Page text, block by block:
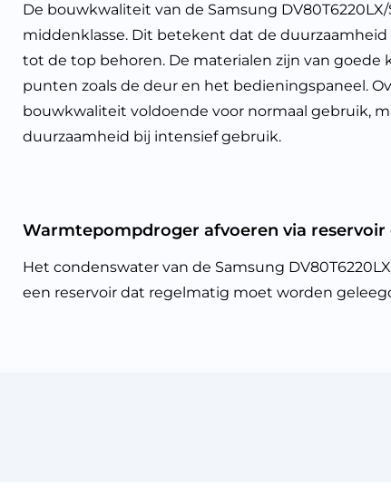
De bouwkwaliteit van de Samsung
middenklasse. Dit betekent dat de
tot de top behoren. De materialen zijn van goede
punten zoals de deur en het bedieningspaneel.
bouwkwaliteit voldoende voor normaal gebruik,
duurzaamheid bij intensief gebruik.
Warmtepompdroger afvoeren via
Het condenswater van de Samsung
een reservoir dat regelmatig moet worden